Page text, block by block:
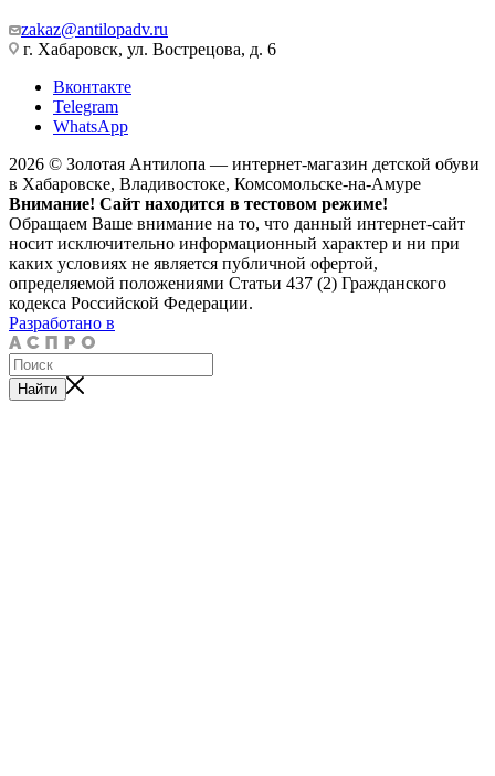
zakaz@antilopadv.ru
г. Хабаровск, ул. Вострецова, д. 6
Вконтакте
Telegram
WhatsApp
2026 © Золотая Антилопа — интернет-магазин детской обуви
в Хабаровске, Владивостоке, Комсомольске-на-Амуре
Внимание! Сайт находится в тестовом режиме!
Обращаем Ваше внимание на то, что данный интернет-сайт
носит исключительно информационный характер и ни при
каких условиях не является публичной офертой,
определяемой положениями Статьи 437 (2) Гражданского
кодекса Российской Федерации.
Разработано в
Найти